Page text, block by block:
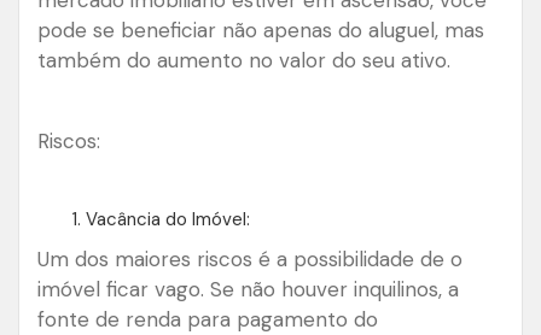
pode se beneficiar não apenas do aluguel, mas
também do aumento no valor do seu ativo.
Riscos:
Vacância do Imóvel:
Um dos maiores riscos é a possibilidade de o
imóvel ficar vago. Se não houver inquilinos, a
fonte de renda para pagamento do